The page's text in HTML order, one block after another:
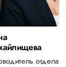
отдела